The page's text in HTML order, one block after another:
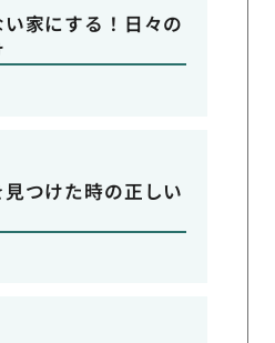
家にする！日々の
つけた時の正しい